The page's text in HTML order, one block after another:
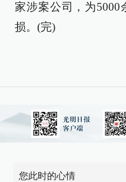
家涉案公司，为
损。(完)
您此时的心情